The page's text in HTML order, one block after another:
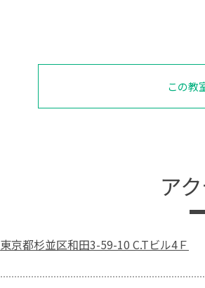
この教
ア
東京都杉並区和田3-59-10 C.Tビル4Ｆ